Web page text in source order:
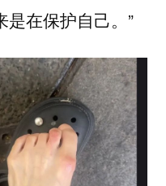
在保护自己。”